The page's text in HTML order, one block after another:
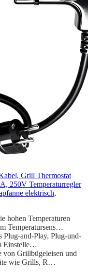
Grill Thermostat
250V Temperaturregler
elektrisch,
hohen Temperaturen
Temperatursens…
Plug-and-Play, Plug-und-
Einstelle…
von Grillbügeleisen und
wie Grills, R…